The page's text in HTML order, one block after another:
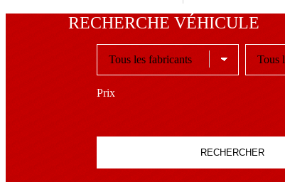
RECHERCHE VÉHICULE
Prix
RECHERCHER